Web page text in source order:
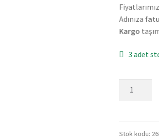
Adınıza
Kargo
3 adet
Şanzıman
Stok kodu: